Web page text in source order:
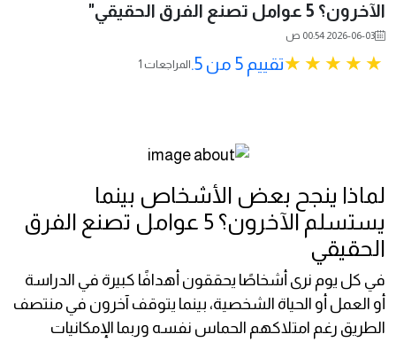
الآخرون؟ 5 عوامل تصنع الفرق الحقيقي"
2026-06-03 00:54 ص
تقييم 5 من 5. 1 المراجعات
لماذا ينجح بعض الأشخاص بينما
يستسلم الآخرون؟ 5 عوامل تصنع الفرق
الحقيقي
في كل يوم نرى أشخاصًا يحققون أهدافًا كبيرة في الدراسة
أو العمل أو الحياة الشخصية، بينما يتوقف آخرون في منتصف
الطريق رغم امتلاكهم الحماس نفسه وربما الإمكانيات